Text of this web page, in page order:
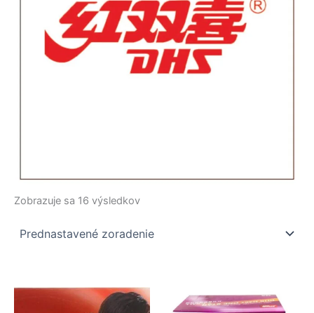
Zobrazuje sa 16 výsledkov